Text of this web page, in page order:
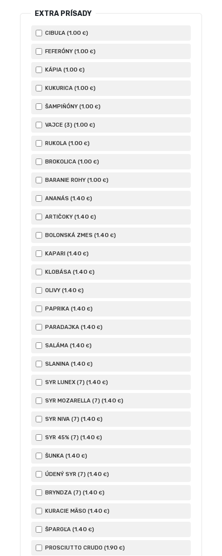
EXTRA PRÍSADY
CIBUĽA (1.00 €)
FEFERÓNY (1.00 €)
KÁPIA (1.00 €)
KUKURICA (1.00 €)
ŠAMPIŇÓNY (1.00 €)
VAJCE (3) (1.00 €)
RUKOLA (1.00 €)
BROKOLICA (1.00 €)
BARANIE ROHY (1.00 €)
ANANÁS (1.40 €)
ARTIČOKY (1.40 €)
BOLONSKÁ ZMES (1.40 €)
KAPARI (1.40 €)
KLOBÁSA (1.40 €)
OLIVY (1.40 €)
PAPRIKA (1.40 €)
PARADAJKA (1.40 €)
SALÁMA (1.40 €)
SLANINA (1.40 €)
SYR LUNEX (7) (1.40 €)
SYR MOZARELLA (7) (1.40 €)
SYR NIVA (7) (1.40 €)
SYR 45% (7) (1.40 €)
ŠUNKA (1.40 €)
ÚDENÝ SYR (7) (1.40 €)
BRYNDZA (7) (1.40 €)
KURACIE MÄSO (1.40 €)
ŠPARGĽA (1.40 €)
PROSCIUTTO CRUDO (1.90 €)